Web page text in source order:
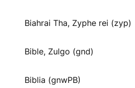
Biahrai Tha, Zyphe rei (zyp)
Bible, Zulgo (gnd)
Biblia (gnwPB)